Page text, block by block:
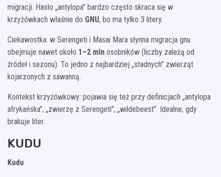
migracji. Hasło „antylopa” bardzo często skraca się w
krzyżówkach właśnie do GNU, bo ma tylko 3 litery.
Ciekawostka: w Serengeti i Masai Mara słynna migracja gnu
obejmuje nawet około 1–2 mln osobników (liczby zależą od
źródeł i sezonu). To jedno z najbardziej „stadnych” zwierząt
kojarzonych z sawanną.
Kontekst krzyżówkowy: pojawia się też przy definicjach „antylopa
afrykańska”, „zwierzę z Serengeti”, „wildebeest”. Idealne, gdy
brakuje liter.
KUDU
Kudu